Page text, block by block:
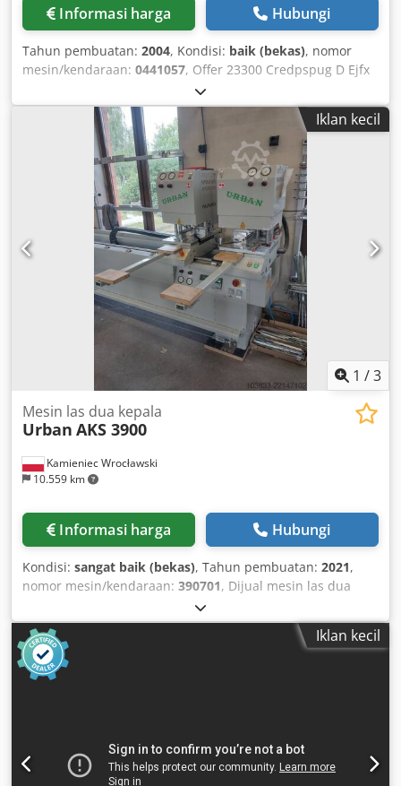
Informasi harga Hubungi
Tahun pembuatan: 2004, Kondisi: baik (bekas), nomor
mesin/kendaraan: 0441057, Offer 23300 Credpspug D Ejfx
Algef Technical Specifications: - Abrasive belt dimensions:
75 x 2000 mm - Surface grinding opening: 75 x 300 mm -
Adjustable-angle support vise: 90° to 30° - Belt speed: 15 +
30 m/sec - Possible contact wheel diameters: 20 - 76 mm -
Contact wheel length: 75 mm - Drive: 400 V / 2.2 / 3 kW -
Drive speeds: 1440 / 2880 rpm - 1 piece contact wheel: 48
mm - Required floor space (approx.): W 800 x H 1000 x D
1300 mm - Weight (approx.): 250 kg
Iklan kecil
1 /3
Kamieniec Wrocławski
10.559 km
Mesin las dua kepala
Urban AKS 3900
Informasi harga Hubungi
Kondisi: sangat baik (bekas), Tahun pembuatan: 2021,
nomor mesin/kendaraan: 390701, Dijual mesin las dua
kepala URBAN model AKS 3900. Mesin dalam kondisi
sepenuhnya berfungsi. Digunakan pada produksi satu
shift. Tahun pembuatan 2021. Faktur pembelian tahun
2022. Codpfxezd Ra To Algerf
Iklan kecil